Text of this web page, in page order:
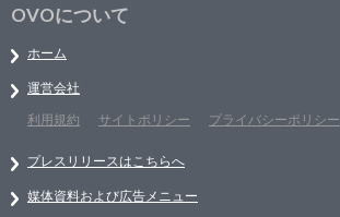
OVOについて
ホーム
運営会社
利用規約
サイトポリシー プライバシーポリシー
プレスリリースはこちらへ
媒体資料および広告メニュー